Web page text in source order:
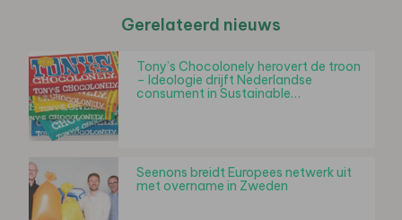
Gerelateerd nieuws
Tony’s Chocolonely herovert de troon
– Ideologie drijft Nederlandse
consument in Sustainable…
Seenons breidt Europees netwerk uit
met overname in Zweden